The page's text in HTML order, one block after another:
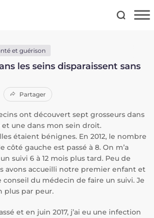
et guérison
les seins disparaissent sans
Partager
ont découvert sept grosseurs dans
une dans mon sein droit.
étaient bénignes. En 2012, le nombre
côté gauche est passé à 8. On m’a
suivi 6 à 12 mois plus tard. Peu de
avons accueilli notre premier enfant et
conseil du médecin de faire un suivi. Je
plus par peur.
et en juin 2017, j’ai eu une infection